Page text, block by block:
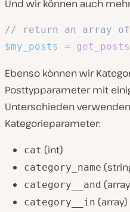
Und wir können auch
// return an array of
$my_posts
= get_posts
Ebenso können wir
Posttypparameter mit
Unterschieden
Kategorieparameter:
cat (int)
category_name (
category__and (array
category__in (array)